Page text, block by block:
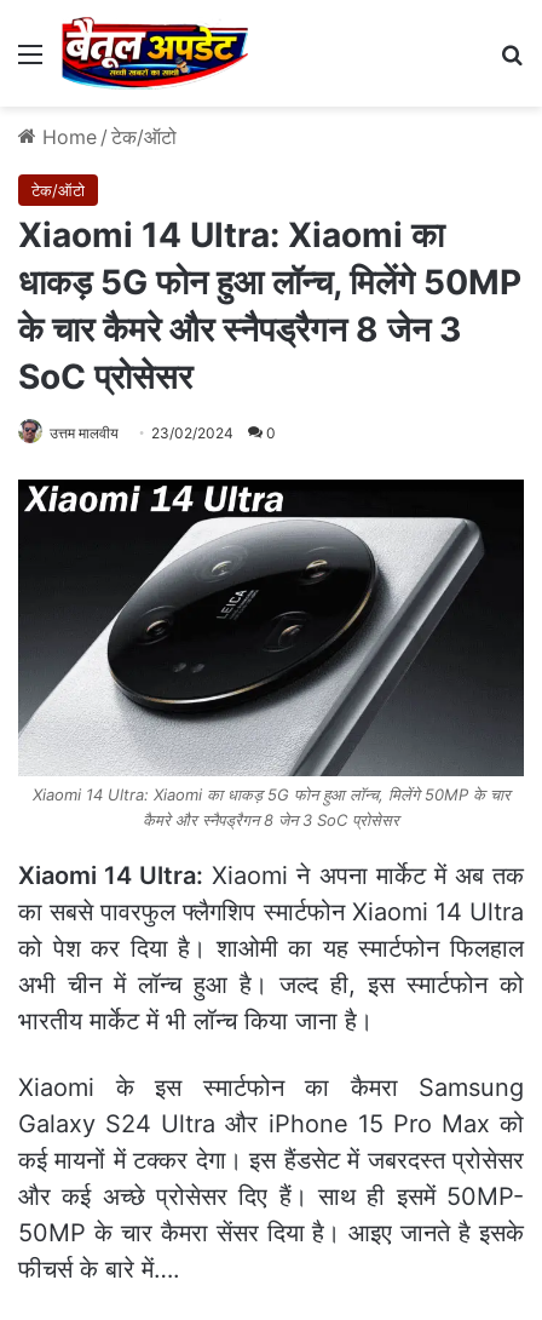
Menu
Home / टेक/ऑटो
टेक/ऑटो
Xiaomi 14 Ultra: Xiaomi का
धाकड़ 5G फोन हुआ लॉन्‍च, मिलेंगे 50MP
के चार कैमरे और स्नैपड्रैगन 8 जेन 3
SoC प्रोसेसर
उत्तम मालवीय 23/02/2024 0
Xiaomi 14 Ultra: Xiaomi का धाकड़ 5G फोन हुआ लॉन्‍च, मिलेंगे 50MP के चार
कैमरे और स्नैपड्रैगन 8 जेन 3 SoC प्रोसेसर
Xiaomi 14 Ultra: Xiaomi ने अपना मार्केट में अब तक
का सबसे पावरफुल फ्लैगशिप स्मार्टफोन Xiaomi 14 Ultra
को पेश कर दिया है। शाओमी का यह स्मार्टफोन फिलहाल
अभी चीन में लॉन्च हुआ है। जल्द ही, इस स्मार्टफोन को
भारतीय मार्केट में भी लॉन्च किया जाना है।
Xiaomi के इस स्मार्टफोन का कैमरा Samsung
Galaxy S24 Ultra और iPhone 15 Pro Max को
कई मायनों में टक्कर देगा। इस हैंडसेट में जबरदस्त प्रोसेसर
और कई अच्छे प्रोसेसर दिए हैं। साथ ही इसमें 50MP-
50MP के चार कैमरा सेंसर दिया है। आइए जानते है इसके
फीचर्स के बारे में….